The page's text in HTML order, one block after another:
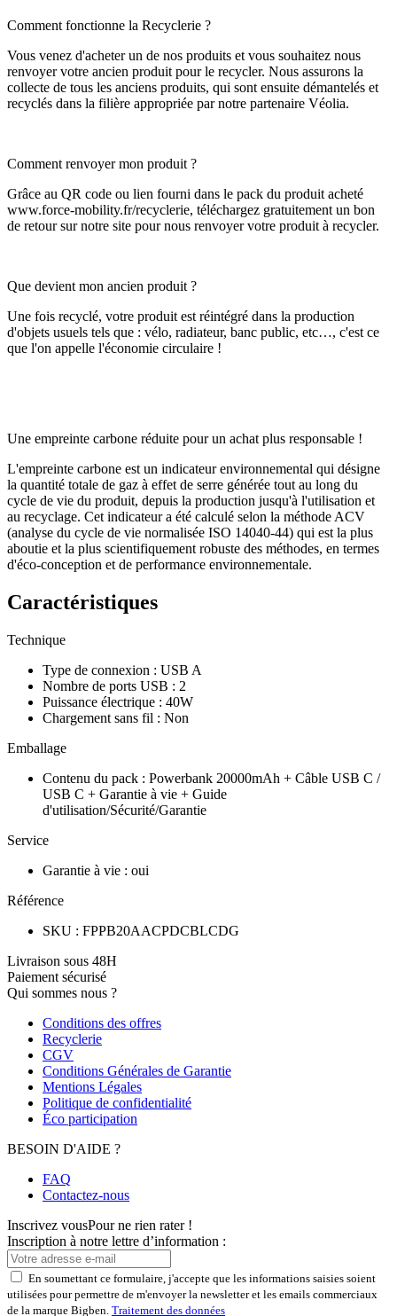
Comment fonctionne la Recyclerie ?
Vous venez d'acheter un de nos produits et vous souhaitez nous
renvoyer votre ancien produit pour le recycler. Nous assurons la
collecte de tous les anciens produits, qui sont ensuite démantelés et
recyclés dans la filière appropriée par notre partenaire Véolia.
Comment renvoyer mon produit ?
Grâce au QR code ou lien fourni dans le pack du produit acheté
www.force-mobility.fr/recyclerie, téléchargez gratuitement un bon
de retour sur notre site pour nous renvoyer votre produit à recycler.
Que devient mon ancien produit ?
Une fois recyclé, votre produit est réintégré dans la production
d'objets usuels tels que : vélo, radiateur, banc public, etc…, c'est ce
que l'on appelle l'économie circulaire !
Une empreinte carbone réduite pour un achat plus responsable !
L'empreinte carbone est un indicateur environnemental qui désigne
la quantité totale de gaz à effet de serre générée tout au long du
cycle de vie du produit, depuis la production jusqu'à l'utilisation et
au recyclage. Cet indicateur a été calculé selon la méthode ACV
(analyse du cycle de vie normalisée ISO 14040-44) qui est la plus
aboutie et la plus scientifiquement robuste des méthodes, en termes
d'éco-conception et de performance environnementale.
Caractéristiques
Technique
Type de connexion : USB A
Nombre de ports USB : 2
Puissance électrique : 40W
Chargement sans fil : Non
Emballage
Contenu du pack : Powerbank 20000mAh + Câble USB C /
USB C + Garantie à vie + Guide
d'utilisation/Sécurité/Garantie
Service
Garantie à vie : oui
Référence
SKU : FPPB20AACPDCBLCDG
Livraison sous 48H
Paiement sécurisé
Qui sommes nous ?
Conditions des offres
Recyclerie
CGV
Conditions Générales de Garantie
Mentions Légales
Politique de confidentialité
Éco participation
BESOIN D'AIDE ?
FAQ
Contactez-nous
Inscrivez vousPour ne rien rater !
Inscription à notre lettre d’information :
En soumettant ce formulaire, j'accepte que les informations saisies soient
utilisées pour permettre de m'envoyer la newsletter et les emails commerciaux
de la marque Bigben. Traitement des données